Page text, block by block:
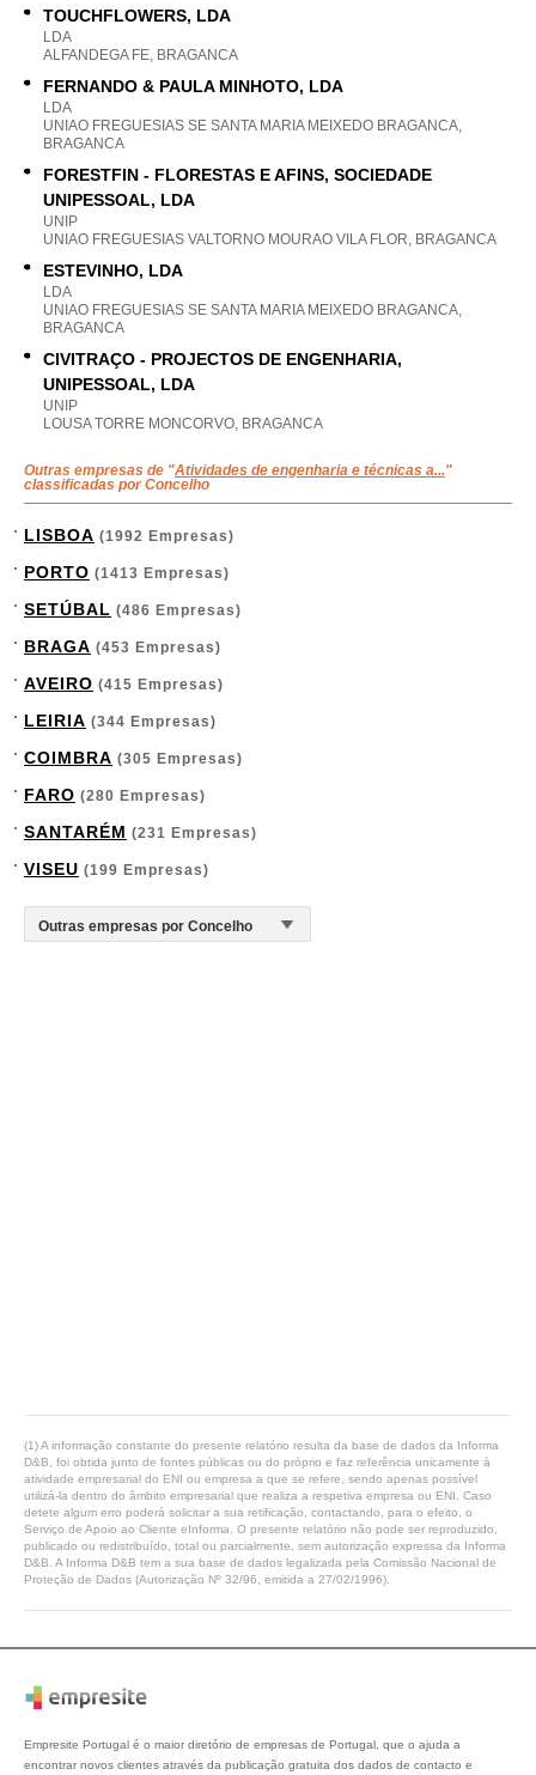
TOUCHFLOWERS, LDA
LDA
ALFANDEGA FE, BRAGANCA
FERNANDO & PAULA MINHOTO, LDA
LDA
UNIAO FREGUESIAS SE SANTA MARIA MEIXEDO BRAGANCA,
BRAGANCA
FORESTFIN - FLORESTAS E AFINS, SOCIEDADE
UNIPESSOAL, LDA
UNIP
UNIAO FREGUESIAS VALTORNO MOURAO VILA FLOR, BRAGANCA
ESTEVINHO, LDA
LDA
UNIAO FREGUESIAS SE SANTA MARIA MEIXEDO BRAGANCA,
BRAGANCA
CIVITRAÇO - PROJECTOS DE ENGENHARIA,
UNIPESSOAL, LDA
UNIP
LOUSA TORRE MONCORVO, BRAGANCA
Outras empresas de "Atividades de engenharia e técnicas a..."
classificadas por Concelho
LISBOA (1992 Empresas)
PORTO (1413 Empresas)
SETÚBAL (486 Empresas)
BRAGA (453 Empresas)
AVEIRO (415 Empresas)
LEIRIA (344 Empresas)
COIMBRA (305 Empresas)
FARO (280 Empresas)
SANTARÉM (231 Empresas)
VISEU (199 Empresas)
(1) A informação constante do presente relatório resulta da base de dados da Informa
D&B, foi obtida junto de fontes públicas ou do próprio e faz referência unicamente à
atividade empresarial do ENI ou empresa a que se refere, sendo apenas possível
utilizá-la dentro do âmbito empresarial que realiza a respetiva empresa ou ENI. Caso
detete algum erro poderá solicitar a sua retificação, contactando, para o efeito, o
Serviço de Apoio ao Cliente eInforma. O presente relatório não pode ser reproduzido,
publicado ou redistribuído, total ou parcialmente, sem autorização expressa da Informa
D&B. A Informa D&B tem a sua base de dados legalizada pela Comissão Nacional de
Proteção de Dados (Autorização Nº 32/96, emitida a 27/02/1996).
Empresite Portugal é o maior diretório de empresas de Portugal, que o ajuda a
encontrar novos clientes através da publicação gratuita dos dados de contacto e